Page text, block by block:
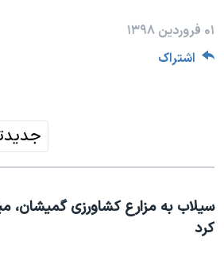
تریبونال مردمی آبان ۹۸
۰۱ فروردین ۱۳۹۸
اشتراک
سیلاب به مزارع کشاورزی گمیشان،
کرد